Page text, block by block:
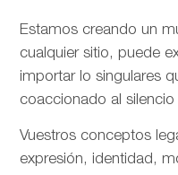
Estamos creando un
cualquier sitio, puede
importar lo singulares
coaccionado al
Vuestros conceptos
expresión, identidad,